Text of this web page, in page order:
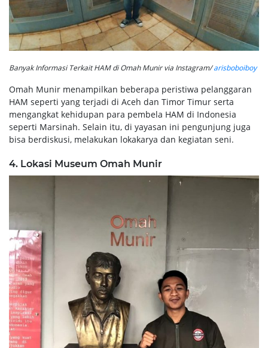
Banyak Informasi Terkait HAM di Omah Munir via Instagram/arisboboiboy
Omah Munir menampilkan beberapa peristiwa pelanggaran
HAM seperti yang terjadi di Aceh dan Timor Timur serta
mengangkat kehidupan para pembela HAM di Indonesia
seperti Marsinah. Selain itu, di yayasan ini pengunjung juga
bisa berdiskusi, melakukan lokakarya dan kegiatan seni.
4. Lokasi Museum Omah Munir